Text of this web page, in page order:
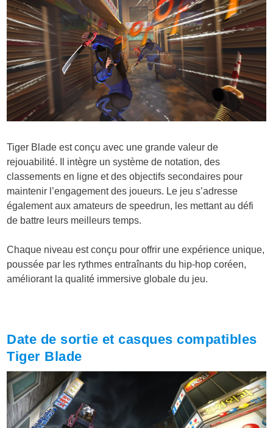
Tiger Blade est conçu avec une grande valeur de
rejouabilité. Il intègre un système de notation, des
classements en ligne et des objectifs secondaires pour
maintenir l’engagement des joueurs. Le jeu s’adresse
également aux amateurs de speedrun, les mettant au défi
de battre leurs meilleurs temps.
Chaque niveau est conçu pour offrir une expérience unique,
poussée par les rythmes entraînants du hip-hop coréen,
améliorant la qualité immersive globale du jeu.
Date de sortie et casques compatibles
Tiger Blade